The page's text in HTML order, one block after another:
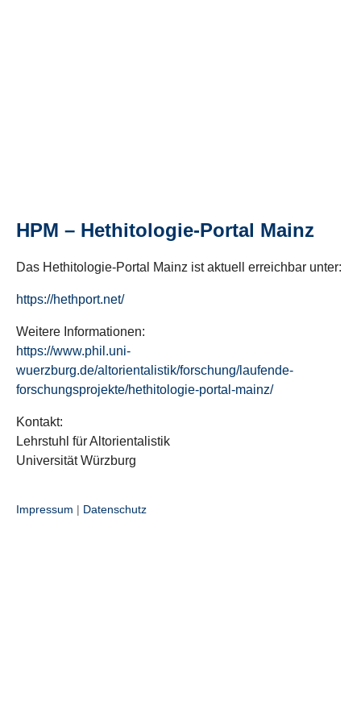
HPM – Hethitologie-Portal Mainz
Das Hethitologie-Portal Mainz ist aktuell erreichbar unter:
https://hethport.net/
Weitere Informationen:
https://www.phil.uni-
wuerzburg.de/altorientalistik/forschung/laufende-
forschungsprojekte/hethitologie-portal-mainz/
Kontakt:
Lehrstuhl für Altorientalistik
Universität Würzburg
Impressum | Datenschutz